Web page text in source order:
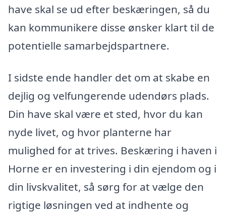
have skal se ud efter beskæringen, så du
kan kommunikere disse ønsker klart til de
potentielle samarbejdspartnere.
I sidste ende handler det om at skabe en
dejlig og velfungerende udendørs plads.
Din have skal være et sted, hvor du kan
nyde livet, og hvor planterne har
mulighed for at trives. Beskæring i haven i
Horne er en investering i din ejendom og i
din livskvalitet, så sørg for at vælge den
rigtige løsningen ved at indhente og